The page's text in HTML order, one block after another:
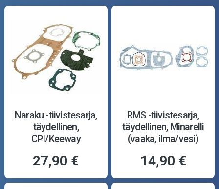
Naraku -tiivistesarja,
täydellinen,
CPI/Keeway
27,90 €
RMS -tiivistesarja,
täydellinen, Minarelli
(vaaka, ilma/vesi)
14,90 €